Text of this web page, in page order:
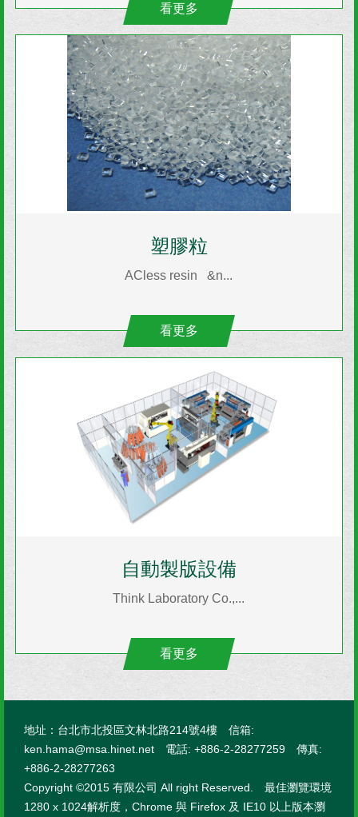
看更多
塑膠粒
ACless resin &n...
看更多
自動製版設備
Think Laboratory Co.,...
看更多
地址：台北市北投區文林北路214號4樓 信箱:
ken.hama@msa.hinet.net 電話: +886-2-28277259 傳真:
+886-2-28277263
Copyright ©2015 有限公司 All right Reserved. 最佳瀏覽環境
1280 x 1024解析度，Chrome 與 Firefox 及 IE10 以上版本瀏